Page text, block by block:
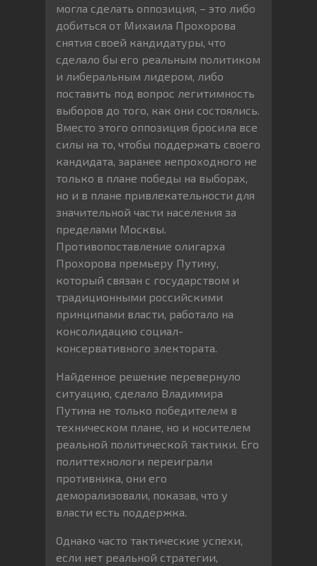
могла сделать оппозиция, – это либо
добиться от Михаила Прохорова
снятия своей кандидатуры, что
сделало бы его реальным политиком
и либеральным лидером, либо
поставить под вопрос легитимность
выборов до того, как они состоялись.
Вместо этого оппозиция бросила все
силы на то, чтобы поддержать своего
кандидата, заранее непроходного не
только в плане победы на выборах,
но и в плане привлекательности для
значительной части населения за
пределами Москвы.
Противопоставление олигарха
Прохорова премьеру Путину,
который связан с государством и
традиционными российскими
принципами власти, работало на
консолидацию социал-
консервативного электората.
Найденное решение перевернуло
ситуацию, сделало Владимира
Путина не только победителем в
техническом плане, но и носителем
реальной политической тактики. Его
политтехнологи переиграли
противника, они его
деморализовали, показав, что у
власти есть поддержка.
Однако часто тактические успехи,
если нет реальной стратегии,